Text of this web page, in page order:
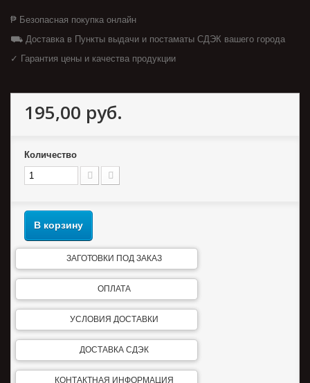
₱ Безопасная покупка онлайн
⛟ Доставка в Пункты выдачи и постаматы СДЭК вашего города
✓ Гарантия цены и качества продукции
195,00 руб.
Количество
В корзину
ЗАГОТОВКИ ПОД ЗАКАЗ
ОПЛАТА
УСЛОВИЯ ДОСТАВКИ
ДОСТАВКА СДЭК
КОНТАКТНАЯ ИНФОРМАЦИЯ